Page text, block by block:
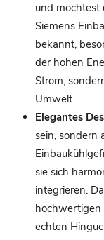
und möchtest
Siemens
bekannt,
der hohen
Strom,
Umwelt.
Elegantes
sein, sondern
sie sich
integrieren.
hochwertigen
echten